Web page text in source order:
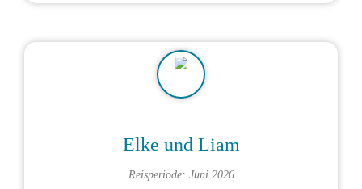
Elke und Liam
Reisperiode: Juni 2026